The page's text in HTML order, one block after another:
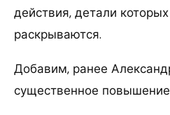
действия, детали
раскрываются.
Добавим, ранее
существенное